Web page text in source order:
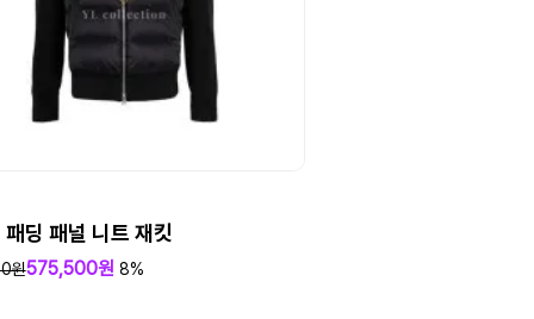
딩 패널 니트 재킷
원575,500원 8%